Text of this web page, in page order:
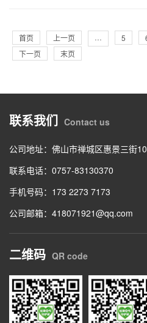
首页 上一页 ··· 5
下一页 末页
联系我们 Contact us
公司地址：佛山市禅城区惠景三街
联系电话：0757-83130370
手机号码：173 2273 7173
公司邮箱：418071921@qq.com
二维码 QR code